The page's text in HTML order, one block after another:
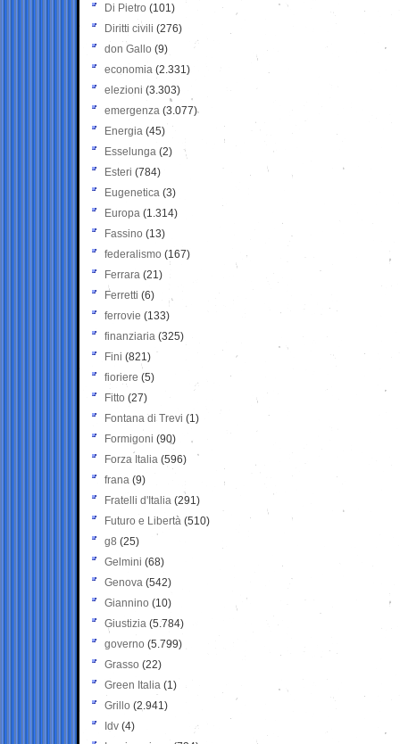
Di Pietro (101)
Diritti civili (276)
don Gallo (9)
economia (2.331)
elezioni (3.303)
emergenza (3.077)
Energia (45)
Esselunga (2)
Esteri (784)
Eugenetica (3)
Europa (1.314)
Fassino (13)
federalismo (167)
Ferrara (21)
Ferretti (6)
ferrovie (133)
finanziaria (325)
Fini (821)
fioriere (5)
Fitto (27)
Fontana di Trevi (1)
Formigoni (90)
Forza Italia (596)
frana (9)
Fratelli d'Italia (291)
Futuro e Libertà (510)
g8 (25)
Gelmini (68)
Genova (542)
Giannino (10)
Giustizia (5.784)
governo (5.799)
Grasso (22)
Green Italia (1)
Grillo (2.941)
Idv (4)